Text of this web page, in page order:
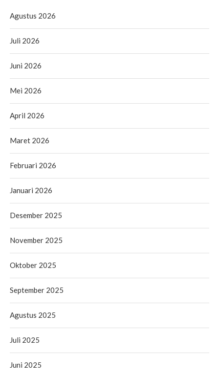
Agustus 2026
Juli 2026
Juni 2026
Mei 2026
April 2026
Maret 2026
Februari 2026
Januari 2026
Desember 2025
November 2025
Oktober 2025
September 2025
Agustus 2025
Juli 2025
Juni 2025